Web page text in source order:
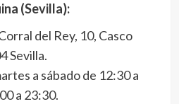
(Sevilla):
del Rey, 10, Casco
Sevilla.
a sábado de 12:30 a
a 23:30.